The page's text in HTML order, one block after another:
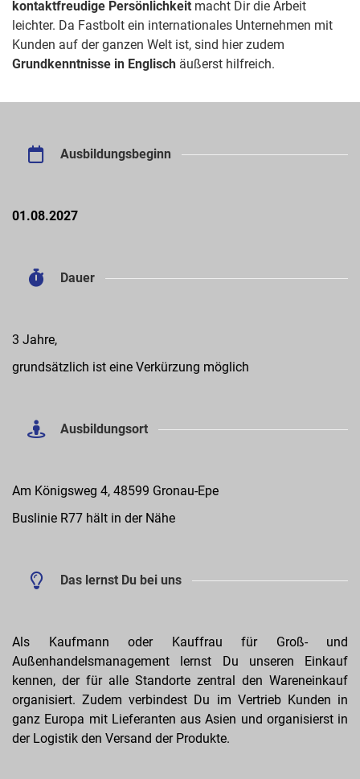
kontaktfreudige Persönlichkeit macht Dir die Arbeit
leichter. Da Fastbolt ein internationales Unternehmen mit
Kunden auf der ganzen Welt ist, sind hier zudem
Grundkenntnisse in Englisch äußerst hilfreich.
Ausbildungsbeginn
01.08.2027
Dauer
3 Jahre,
grundsätzlich ist eine Verkürzung möglich
Ausbildungsort
Am Königsweg 4, 48599 Gronau-Epe
Buslinie R77 hält in der Nähe
Das lernst Du bei uns
Als Kaufmann oder Kauffrau für Groß- und
Außenhandelsmanagement lernst Du unseren Einkauf
kennen, der für alle Standorte zentral den Wareneinkauf
organisiert. Zudem verbindest Du im Vertrieb Kunden in
ganz Europa mit Lieferanten aus Asien und organisierst in
der Logistik den Versand der Produkte.